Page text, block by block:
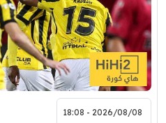
2026/08/08 - 18:08